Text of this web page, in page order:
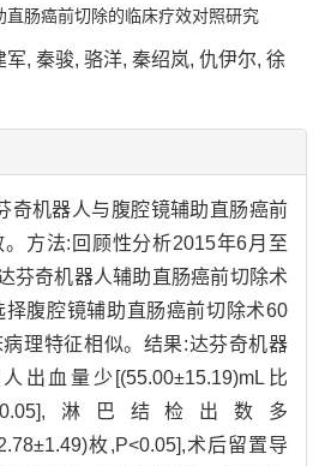
肠癌前切除的临床疗效对照研究
, 秦骏, 骆洋, 秦绍岚, 仇伊尔, 徐
奇机器人与腹腔镜辅助直肠癌前
方法:回顾性分析2015年6月至
芬奇机器人辅助直肠癌前切除术
腹腔镜辅助直肠癌前切除术60
理特征相似。结果:达芬奇机器
出血量少[(55.00±15.19)mL比
淋巴结检出数多
枚,P<0.05],术后留置导